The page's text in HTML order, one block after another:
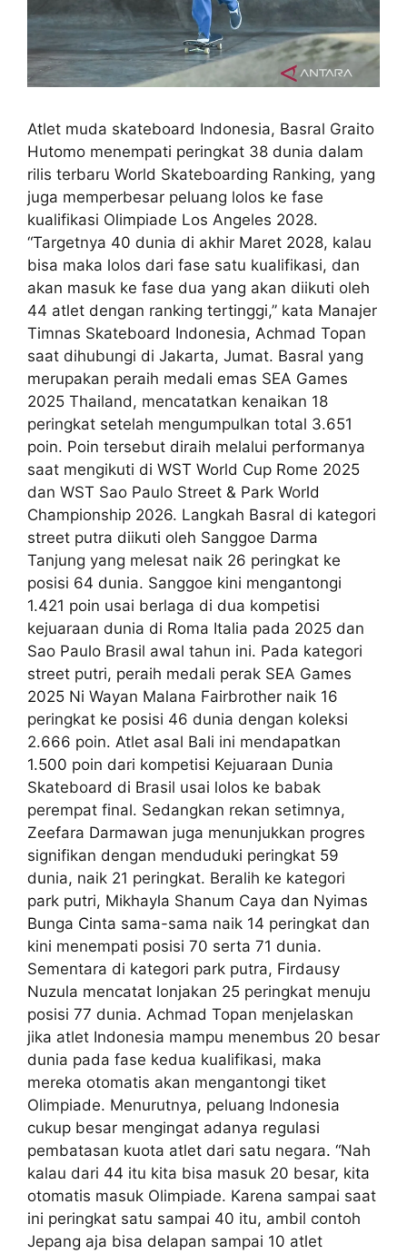
Atlet muda skateboard Indonesia, Basral Graito
Hutomo menempati peringkat 38 dunia dalam
rilis terbaru World Skateboarding Ranking, yang
juga memperbesar peluang lolos ke fase
kualifikasi Olimpiade Los Angeles 2028.
“Targetnya 40 dunia di akhir Maret 2028, kalau
bisa maka lolos dari fase satu kualifikasi, dan
akan masuk ke fase dua yang akan diikuti oleh
44 atlet dengan ranking tertinggi,” kata Manajer
Timnas Skateboard Indonesia, Achmad Topan
saat dihubungi di Jakarta, Jumat. Basral yang
merupakan peraih medali emas SEA Games
2025 Thailand, mencatatkan kenaikan 18
peringkat setelah mengumpulkan total 3.651
poin. Poin tersebut diraih melalui performanya
saat mengikuti di WST World Cup Rome 2025
dan WST Sao Paulo Street & Park World
Championship 2026. Langkah Basral di kategori
street putra diikuti oleh Sanggoe Darma
Tanjung yang melesat naik 26 peringkat ke
posisi 64 dunia. Sanggoe kini mengantongi
1.421 poin usai berlaga di dua kompetisi
kejuaraan dunia di Roma Italia pada 2025 dan
Sao Paulo Brasil awal tahun ini. Pada kategori
street putri, peraih medali perak SEA Games
2025 Ni Wayan Malana Fairbrother naik 16
peringkat ke posisi 46 dunia dengan koleksi
2.666 poin. Atlet asal Bali ini mendapatkan
1.500 poin dari kompetisi Kejuaraan Dunia
Skateboard di Brasil usai lolos ke babak
perempat final. Sedangkan rekan setimnya,
Zeefara Darmawan juga menunjukkan progres
signifikan dengan menduduki peringkat 59
dunia, naik 21 peringkat. Beralih ke kategori
park putri, Mikhayla Shanum Caya dan Nyimas
Bunga Cinta sama-sama naik 14 peringkat dan
kini menempati posisi 70 serta 71 dunia.
Sementara di kategori park putra, Firdausy
Nuzula mencatat lonjakan 25 peringkat menuju
posisi 77 dunia. Achmad Topan menjelaskan
jika atlet Indonesia mampu menembus 20 besar
dunia pada fase kedua kualifikasi, maka
mereka otomatis akan mengantongi tiket
Olimpiade. Menurutnya, peluang Indonesia
cukup besar mengingat adanya regulasi
pembatasan kuota atlet dari satu negara. “Nah
kalau dari 44 itu kita bisa masuk 20 besar, kita
otomatis masuk Olimpiade. Karena sampai saat
ini peringkat satu sampai 40 itu, ambil contoh
Jepang aja bisa delapan sampai 10 atlet